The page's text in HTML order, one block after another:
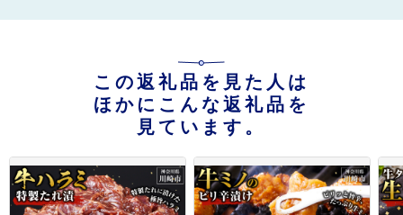
この返礼品を見た人は
ほかにこんな返礼品を
見ています。